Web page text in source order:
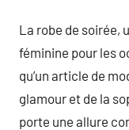
La robe de soirée,
féminine pour les
qu’un article de
glamour et de la
porte une allure